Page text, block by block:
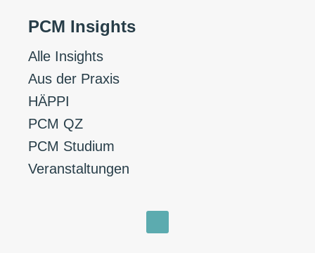
PCM Insights
Alle Insights
Aus der Praxis
HÄPPI
PCM QZ
PCM Studium
Veranstaltungen